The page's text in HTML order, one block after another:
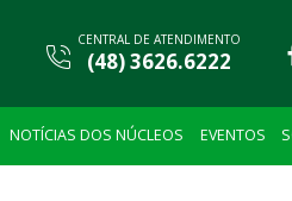
CENTRAL DE ATENDIMENTO
(48) 3626.6222
NOTÍCIAS DOS NÚCLEOS EVENTOS